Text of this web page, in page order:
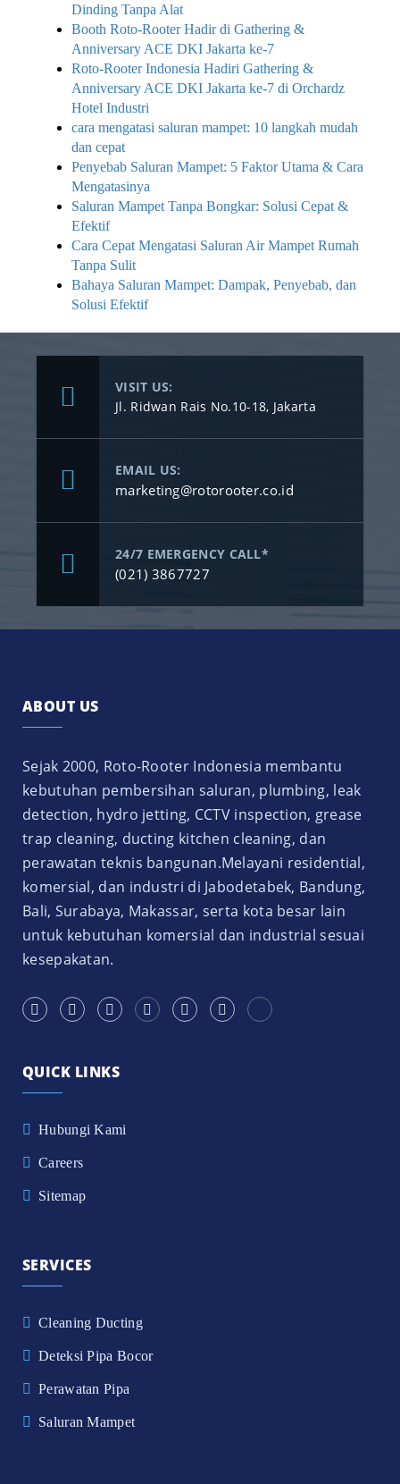
Dinding Tanpa Alat
Booth Roto-Rooter Hadir di Gathering &
Anniversary ACE DKI Jakarta ke-7
Roto-Rooter Indonesia Hadiri Gathering &
Anniversary ACE DKI Jakarta ke-7 di Orchardz
Hotel Industri
cara mengatasi saluran mampet: 10 langkah mudah
dan cepat
Penyebab Saluran Mampet: 5 Faktor Utama & Cara
Mengatasinya
Saluran Mampet Tanpa Bongkar: Solusi Cepat &
Efektif
Cara Cepat Mengatasi Saluran Air Mampet Rumah
Tanpa Sulit
Bahaya Saluran Mampet: Dampak, Penyebab, dan
Solusi Efektif
VISIT US:
Jl. Ridwan Rais No.10-18, Jakarta
EMAIL US:
marketing@rotorooter.co.id
24/7 EMERGENCY CALL*
(021) 3867727
ABOUT US
Sejak 2000, Roto-Rooter Indonesia membantu
kebutuhan pembersihan saluran, plumbing, leak
detection, hydro jetting, CCTV inspection, grease
trap cleaning, ducting kitchen cleaning, dan
perawatan teknis bangunan.Melayani residential,
komersial, dan industri di Jabodetabek, Bandung,
Bali, Surabaya, Makassar, serta kota besar lain
untuk kebutuhan komersial dan industrial sesuai
kesepakatan.
QUICK LINKS
Hubungi Kami
Careers
Sitemap
SERVICES
Cleaning Ducting
Deteksi Pipa Bocor
Perawatan Pipa
Saluran Mampet